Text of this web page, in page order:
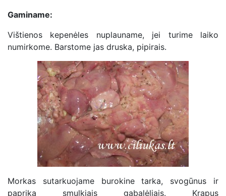
Gaminame:
Vištienos kepenėles nuplauname, jei turime laiko
numirkome. Barstome jas druska, pipirais.
Morkas sutarkuojame burokine tarka, svogūnus ir
papriką smulkiais gabalėliais. Krapus